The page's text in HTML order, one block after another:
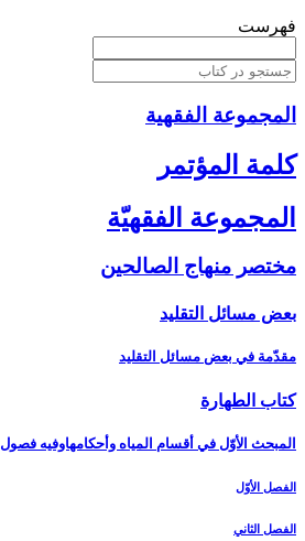
فهرست
المجموعة الفقهیة
كلمة المؤتمر
المجموعة الفقهيّة
مختصر منهاج الصالحين‏
بعض مسائل التقليد
مقدّمة في بعض مسائل التقليد
كتاب الطهارة
المبحث الأوّل في أقسام المياه وأحكامهاوفيه فصول‏
الفصل الأوّل‏
الفصل الثاني‏